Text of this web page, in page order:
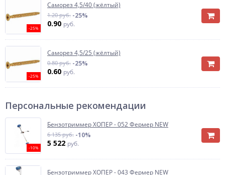
-25%
Саморез 4,5/40 (жёлтый)
1.20 руб. -25%
0.90 руб.
-25%
Саморез 4,5/25 (жёлтый)
0.80 руб. -25%
0.60 руб.
Персональные рекомендации
-10%
Бензотриммер ХОПЕР - 052 Фермер NEW
6 135 руб. -10%
5 522 руб.
Бензотриммер ХОПЕР - 043 Фермер NEW